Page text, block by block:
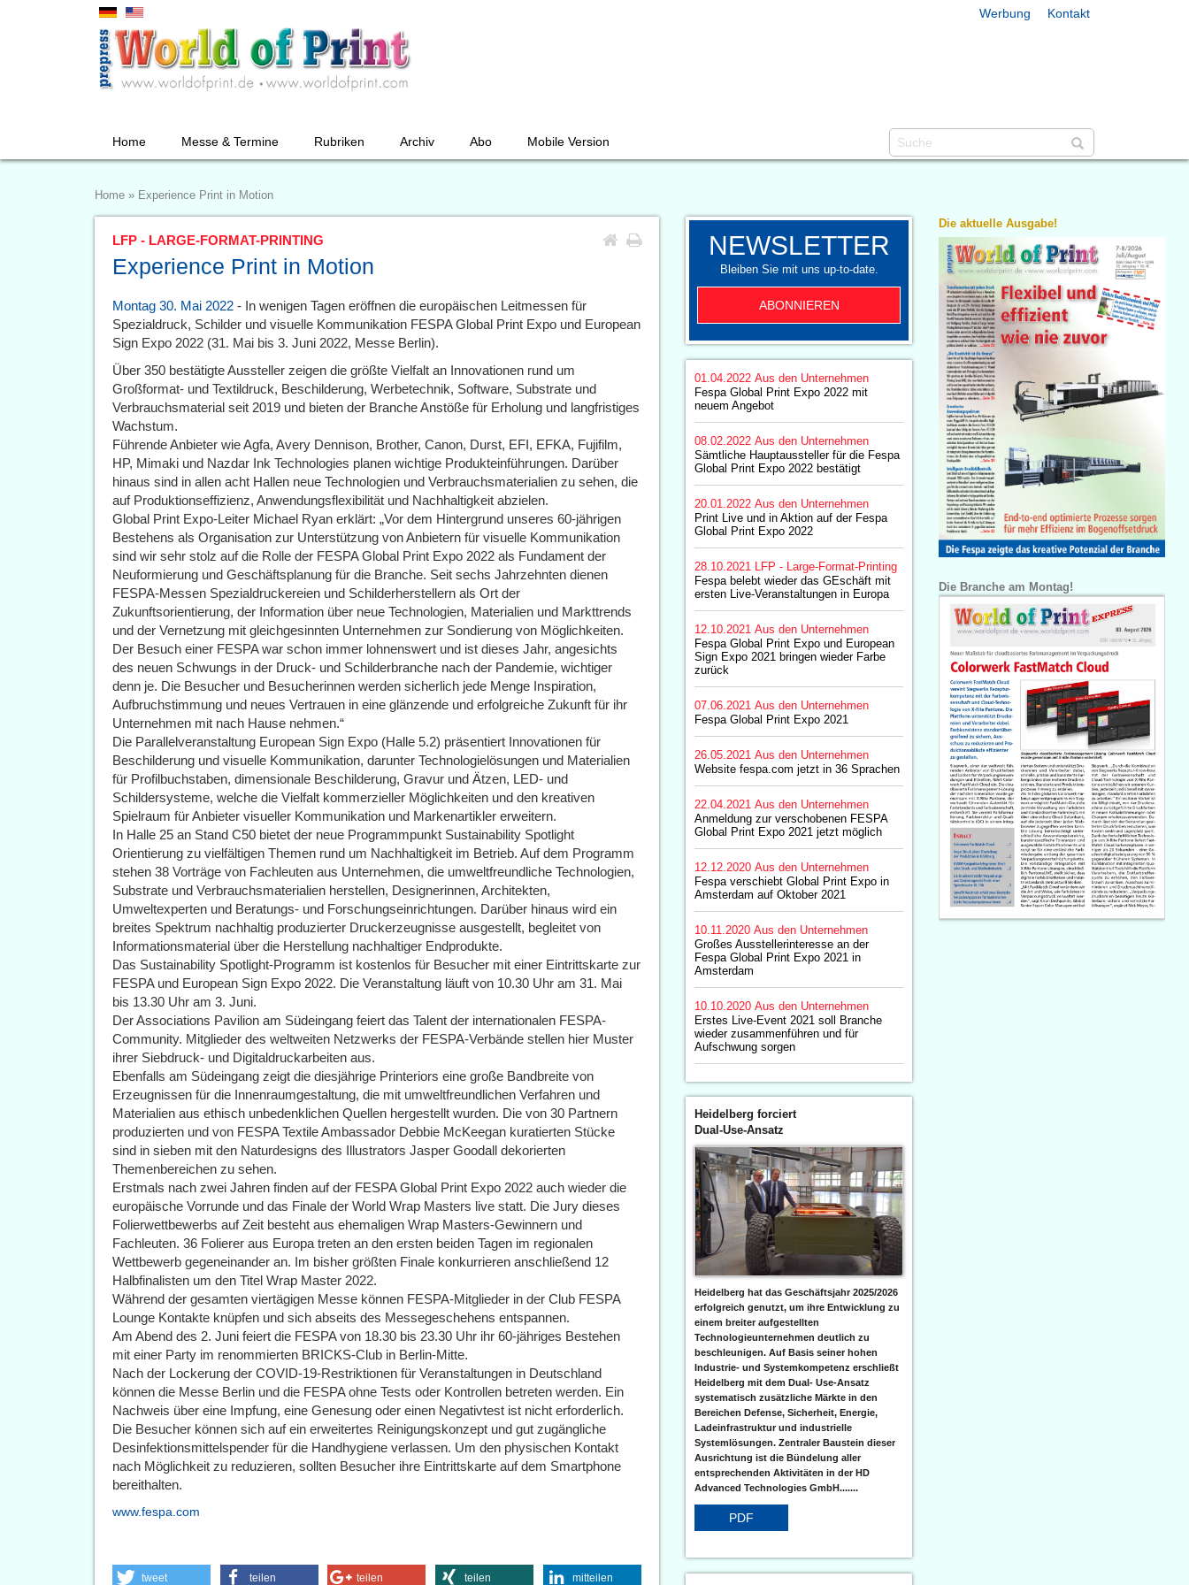
Werbung Kontakt
Home Messe & Termine Rubriken Archiv Abo Mobile Version
Home » Experience Print in Motion
LFP - LARGE-FORMAT-PRINTING
Experience Print in Motion
Montag 30. Mai 2022 - In wenigen Tagen eröffnen die europäischen Leitmessen für
Spezialdruck, Schilder und visuelle Kommunikation FESPA Global Print Expo und European
Sign Expo 2022 (31. Mai bis 3. Juni 2022, Messe Berlin).
Über 350 bestätigte Aussteller zeigen die größte Vielfalt an Innovationen rund um
Großformat- und Textildruck, Beschilderung, Werbetechnik, Software, Substrate und
Verbrauchsmaterial seit 2019 und bieten der Branche Anstöße für Erholung und langfristiges
Wachstum.
Führende Anbieter wie Agfa, Avery Dennison, Brother, Canon, Durst, EFI, EFKA, Fujifilm,
HP, Mimaki und Nazdar Ink Technologies planen wichtige Produkteinführungen. Darüber
hinaus sind in allen acht Hallen neue Technologien und Verbrauchsmaterialien zu sehen, die
auf Produktionseffizienz, Anwendungsflexibilität und Nachhaltigkeit abzielen.
Global Print Expo-Leiter Michael Ryan erklärt: „Vor dem Hintergrund unseres 60-jährigen
Bestehens als Organisation zur Unterstützung von Anbietern für visuelle Kommunikation
sind wir sehr stolz auf die Rolle der FESPA Global Print Expo 2022 als Fundament der
Neuformierung und Geschäftsplanung für die Branche. Seit sechs Jahrzehnten dienen
FESPA-Messen Spezialdruckereien und Schilderherstellern als Ort der
Zukunftsorientierung, der Information über neue Technologien, Materialien und Markttrends
und der Vernetzung mit gleichgesinnten Unternehmen zur Sondierung von Möglichkeiten.
Der Besuch einer FESPA war schon immer lohnenswert und ist dieses Jahr, angesichts
des neuen Schwungs in der Druck- und Schilderbranche nach der Pandemie, wichtiger
denn je. Die Besucher und Besucherinnen werden sicherlich jede Menge Inspiration,
Aufbruchstimmung und neues Vertrauen in eine glänzende und erfolgreiche Zukunft für ihr
Unternehmen mit nach Hause nehmen.“
Die Parallelveranstaltung European Sign Expo (Halle 5.2) präsentiert Innovationen für
Beschilderung und visuelle Kommunikation, darunter Technologielösungen und Materialien
für Profilbuchstaben, dimensionale Beschilderung, Gravur und Ätzen, LED- und
Schildersysteme, welche die Vielfalt kommerzieller Möglichkeiten und den kreativen
Spielraum für Anbieter visueller Kommunikation und Markenartikler erweitern.
In Halle 25 an Stand C50 bietet der neue Programmpunkt Sustainability Spotlight
Orientierung zu vielfältigen Themen rund um Nachhaltigkeit im Betrieb. Auf dem Programm
stehen 38 Vorträge von Fachleuten aus Unternehmen, die umweltfreundliche Technologien,
Substrate und Verbrauchsmaterialien herstellen, Designerinnen, Architekten,
Umweltexperten und Beratungs- und Forschungseinrichtungen. Darüber hinaus wird ein
breites Spektrum nachhaltig produzierter Druckerzeugnisse ausgestellt, begleitet von
Informationsmaterial über die Herstellung nachhaltiger Endprodukte.
Das Sustainability Spotlight-Programm ist kostenlos für Besucher mit einer Eintrittskarte zur
FESPA und European Sign Expo 2022. Die Veranstaltung läuft von 10.30 Uhr am 31. Mai
bis 13.30 Uhr am 3. Juni.
Der Associations Pavilion am Südeingang feiert das Talent der internationalen FESPA-
Community. Mitglieder des weltweiten Netzwerks der FESPA-Verbände stellen hier Muster
ihrer Siebdruck- und Digitaldruckarbeiten aus.
Ebenfalls am Südeingang zeigt die diesjährige Printeriors eine große Bandbreite von
Erzeugnissen für die Innenraumgestaltung, die mit umweltfreundlichen Verfahren und
Materialien aus ethisch unbedenklichen Quellen hergestellt wurden. Die von 30 Partnern
produzierten und von FESPA Textile Ambassador Debbie McKeegan kuratierten Stücke
sind in sieben mit den Naturdesigns des Illustrators Jasper Goodall dekorierten
Themenbereichen zu sehen.
Erstmals nach zwei Jahren finden auf der FESPA Global Print Expo 2022 auch wieder die
europäische Vorrunde und das Finale der World Wrap Masters live statt. Die Jury dieses
Folierwettbewerbs auf Zeit besteht aus ehemaligen Wrap Masters-Gewinnern und
Fachleuten. 36 Folierer aus Europa treten an den ersten beiden Tagen im regionalen
Wettbewerb gegeneinander an. Im bisher größten Finale konkurrieren anschließend 12
Halbfinalisten um den Titel Wrap Master 2022.
Während der gesamten viertägigen Messe können FESPA-Mitglieder in der Club FESPA
Lounge Kontakte knüpfen und sich abseits des Messegeschehens entspannen.
Am Abend des 2. Juni feiert die FESPA von 18.30 bis 23.30 Uhr ihr 60-jähriges Bestehen
mit einer Party im renommierten BRICKS-Club in Berlin-Mitte.
Nach der Lockerung der COVID-19-Restriktionen für Veranstaltungen in Deutschland
können die Messe Berlin und die FESPA ohne Tests oder Kontrollen betreten werden. Ein
Nachweis über eine Impfung, eine Genesung oder einen Negativtest ist nicht erforderlich.
Die Besucher können sich auf ein erweitertes Reinigungskonzept und gut zugängliche
Desinfektionsmittelspender für die Handhygiene verlassen. Um den physischen Kontakt
nach Möglichkeit zu reduzieren, sollten Besucher ihre Eintrittskarte auf dem Smartphone
bereithalten.
www.fespa.com
tweet teilen teilen teilen mitteilen
NEWSLETTER
Bleiben Sie mit uns up-to-date.
ABONNIEREN
01.04.2022 Aus den Unternehmen
Fespa Global Print Expo 2022 mit
neuem Angebot
08.02.2022 Aus den Unternehmen
Sämtliche Hauptaussteller für die Fespa
Global Print Expo 2022 bestätigt
20.01.2022 Aus den Unternehmen
Print Live und in Aktion auf der Fespa
Global Print Expo 2022
28.10.2021
LFP - Large-Format-Printing
Fespa belebt wieder das GEschäft mit
ersten Live-Veranstaltungen in Europa
12.10.2021 Aus den Unternehmen
Fespa Global Print Expo und European
Sign Expo 2021 bringen wieder Farbe
zurück
07.06.2021 Aus den Unternehmen
Fespa Global Print Expo 2021
26.05.2021 Aus den Unternehmen
Website fespa.com jetzt in 36 Sprachen
22.04.2021 Aus den Unternehmen
Anmeldung zur verschobenen FESPA
Global Print Expo 2021 jetzt möglich
12.12.2020 Aus den Unternehmen
Fespa verschiebt Global Print Expo in
Amsterdam auf Oktober 2021
10.11.2020 Aus den Unternehmen
Großes Ausstellerinteresse an der
Fespa Global Print Expo 2021 in
Amsterdam
10.10.2020 Aus den Unternehmen
Erstes Live-Event 2021 soll Branche
wieder zusammenführen und für
Aufschwung sorgen
Heidelberg forciert
Dual-Use-Ansatz
Heidelberg hat das Geschäftsjahr 2025/2026
erfolgreich genutzt, um ihre Entwicklung zu
einem breiter aufgestellten
Technologieunternehmen deutlich zu
beschleunigen. Auf Basis seiner hohen
Industrie- und Systemkompetenz erschließt
Heidelberg mit dem Dual- Use-Ansatz
systematisch zusätzliche Märkte in den
Bereichen Defense, Sicherheit, Energie,
Ladeinfrastruktur und industrielle
Systemlösungen. Zentraler Baustein dieser
Ausrichtung ist die Bündelung aller
entsprechenden Aktivitäten in der HD
Advanced Technologies GmbH.......
PDF
Die aktuelle Ausgabe!
Die Branche am Montag!